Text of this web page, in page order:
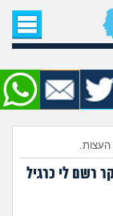
עניין
העצות.
רשם לי כרגיל